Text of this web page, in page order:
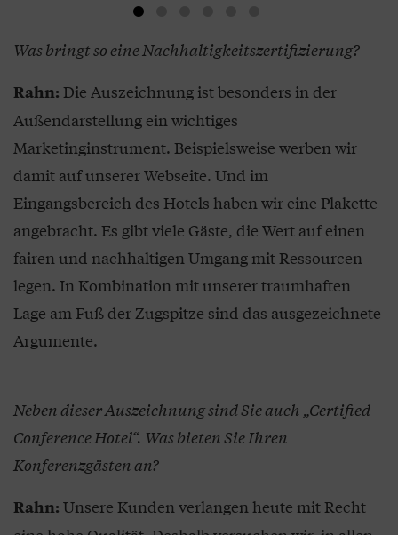
Was bringt so eine Nachhaltigkeitszertifizierung?
Rahn: Die Auszeichnung ist besonders in der
Außendarstellung ein wichtiges
Marketinginstrument. Beispielsweise werben wir
damit auf unserer Webseite. Und im
Eingangsbereich des Hotels haben wir eine Plakette
angebracht. Es gibt viele Gäste, die Wert auf einen
fairen und nachhaltigen Umgang mit Ressourcen
legen. In Kombination mit unserer traumhaften
Lage am Fuß der Zugspitze sind das ausgezeichnete
Argumente.
Neben dieser Auszeichnung sind Sie auch „Certified
Conference Hotel“. Was bieten Sie Ihren
Konferenzgästen an?
Rahn: Unsere Kunden verlangen heute mit Recht